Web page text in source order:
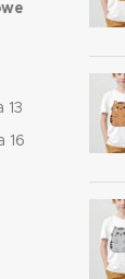
13
16